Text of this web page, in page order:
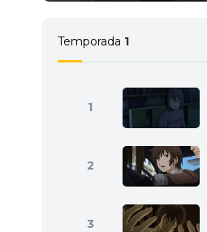
Temporada 1
1
2
3